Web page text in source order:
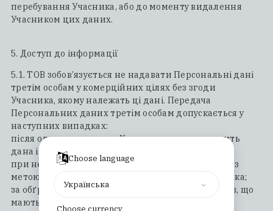
перебування Учасника, або до моменту видалення
Учасником цих даних.
5. Доступ до інформації
5.1. ТОВ зобов’язується не надавати Персональні дані
третім особам у комерційних цілях без згоди
Учасника, якому належать ці дані. Передача
Персональних даних третім особам допускається у
наступних випадках:
після одержання згоди Учасника, якому належить
дана інформація;
при необхідності передачі Персональних даних з
метою виконання замовлення або запиту Учасника;
за обґрунтованими запитами державних органів, що
мають право одержувати такі дані;
Choose language
Українська
Choose currency